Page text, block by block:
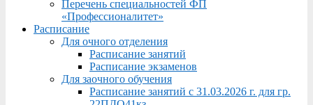
Перечень специальностей ФП
«Профессионалитет»
Расписание
Для очного отделения
Расписание занятий
Расписание экзаменов
Для заочного обучения
Расписание занятий с 31.03.2026 г. для гр.